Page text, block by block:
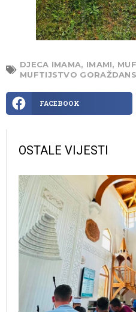
DJECA IMAMA, IMAMI,
MUFTIJSTVO
FACEBOOK
OSTALE VIJESTI